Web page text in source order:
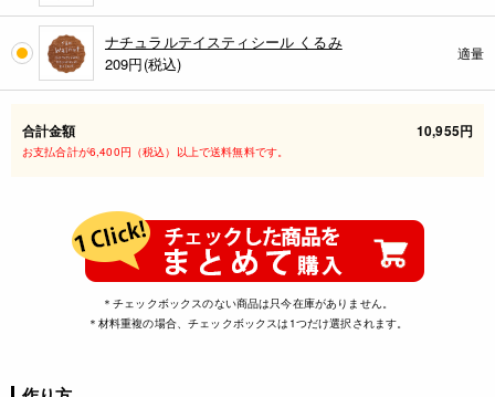
ナチュラルテイスティシール くるみ
209円(税込)
適量
合計金額 10,955円
お支払合計が6,400円（税込）以上で送料無料です。
＊チェックボックスのない商品は只今在庫がありません。
＊材料重複の場合、チェックボックスは1つだけ選択されます。